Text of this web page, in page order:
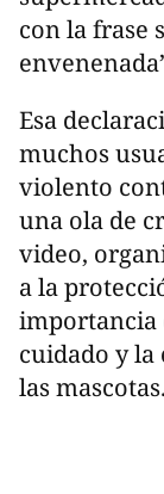
con la frase
Esa
muchos
violento
una ola de
video,
a la
importancia
cuidado y
las mascotas.